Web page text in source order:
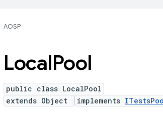
AOSP
LocalPool
public class LocalPool
extends Object
implements